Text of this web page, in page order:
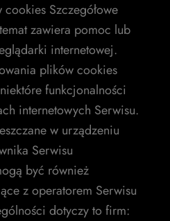
Szczegółowe
zawiera pomoc lub
internetowej.
plików cookies
funkcjonalności
internetowych Serwisu.
w urządzeniu
Serwisu
być również
z operatorem Serwisu
dotyczy to firm: